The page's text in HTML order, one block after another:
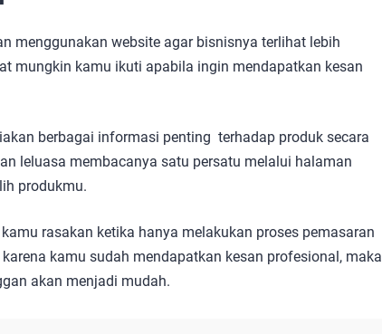
menggunakan website agar bisnisnya terlihat lebih
mungkin kamu ikuti apabila ingin mendapatkan kesan
berbagai informasi penting terhadap produk secara
leluasa membacanya satu persatu melalui halaman
produkmu.
rasakan ketika hanya melakukan proses pemasaran
kamu sudah mendapatkan kesan profesional, maka
akan menjadi mudah.